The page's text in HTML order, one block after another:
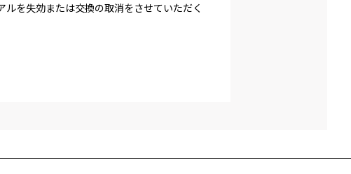
を失効または交換の取消をさせていただく